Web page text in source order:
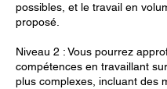
possibles, et le travail en
proposé.
Niveau 2 : Vous pourrez
compétences en travaillant
plus complexes, incluant des